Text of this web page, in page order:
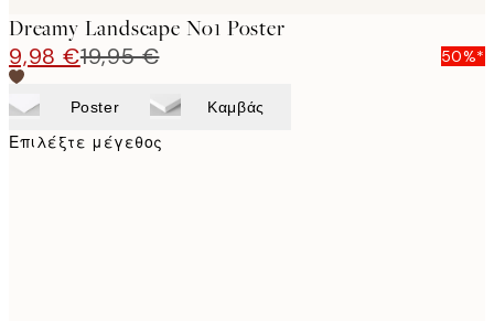
Dreamy Landscape No1 Poster
9,98 €19,95 € 50%*
Poster Καμβάς
Επιλέξτε μέγεθος